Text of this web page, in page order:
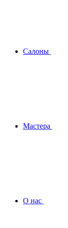
Салоны
Мастера
О нас